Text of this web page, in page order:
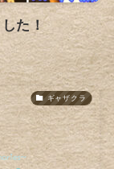
た！
ギャザクラ